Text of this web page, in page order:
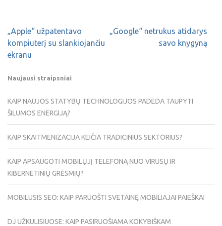
„Apple“ užpatentavo
kompiuterį su slankiojančiu
ekranu
„Google“ netrukus atidarys
savo knygyną
Naujausi straipsniai
KAIP NAUJOS STATYBŲ TECHNOLOGIJOS PADEDA TAUPYTI
ŠILUMOS ENERGIJĄ?
KAIP SKAITMENIZACIJA KEIČIA TRADICINIUS SEKTORIUS?
KAIP APSAUGOTI MOBILŲJĮ TELEFONĄ NUO VIRUSŲ IR
KIBERNETINIŲ GRĖSMIŲ?
MOBILUSIS SEO: KAIP PARUOŠTI SVETAINĘ MOBILIAJAI PAIEŠKAI
DJ UŽKULISIUOSE: KAIP PASIRUOŠIAMA KOKYBIŠKAM